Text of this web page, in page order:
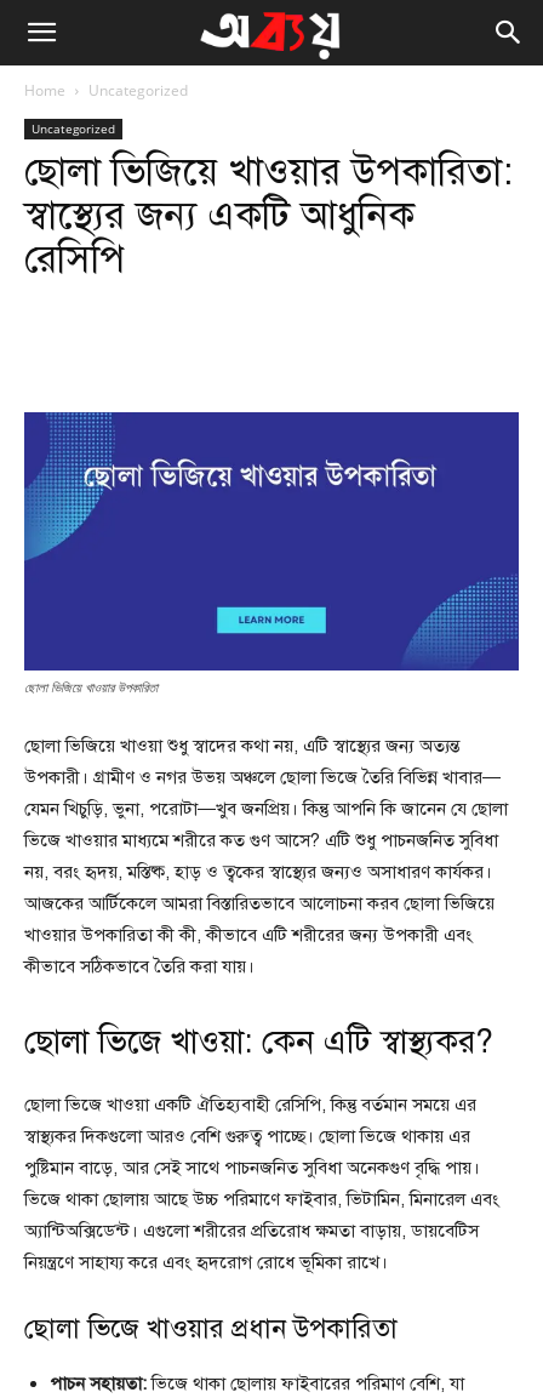
Home Uncategorized
Uncategorized
ছোলা ভিজিয়ে খাওয়ার উপকারিতা:
স্বাস্থ্যের জন্য একটি আধুনিক
রেসিপি
ছোলা ভিজিয়ে খাওয়ার উপকারিতা
ছোলা ভিজিয়ে খাওয়া শুধু স্বাদের কথা নয়, এটি স্বাস্থ্যের জন্য অত্যন্ত
উপকারী। গ্রামীণ ও নগর উভয় অঞ্চলে ছোলা ভিজে তৈরি বিভিন্ন খাবার—
যেমন খিচুড়ি, ভুনা, পরোটা—খুব জনপ্রিয়। কিন্তু আপনি কি জানেন যে ছোলা
ভিজে খাওয়ার মাধ্যমে শরীরে কত গুণ আসে? এটি শুধু পাচনজনিত সুবিধা
নয়, বরং হৃদয়, মস্তিষ্ক, হাড় ও ত্বকের স্বাস্থ্যের জন্যও অসাধারণ কার্যকর।
আজকের আর্টিকেলে আমরা বিস্তারিতভাবে আলোচনা করব ছোলা ভিজিয়ে
খাওয়ার উপকারিতা কী কী, কীভাবে এটি শরীরের জন্য উপকারী এবং
কীভাবে সঠিকভাবে তৈরি করা যায়।
ছোলা ভিজে খাওয়া: কেন এটি স্বাস্থ্যকর?
ছোলা ভিজে খাওয়া একটি ঐতিহ্যবাহী রেসিপি, কিন্তু বর্তমান সময়ে এর
স্বাস্থ্যকর দিকগুলো আরও বেশি গুরুত্ব পাচ্ছে। ছোলা ভিজে থাকায় এর
পুষ্টিমান বাড়ে, আর সেই সাথে পাচনজনিত সুবিধা অনেকগুণ বৃদ্ধি পায়।
ভিজে থাকা ছোলায় আছে উচ্চ পরিমাণে ফাইবার, ভিটামিন, মিনারেল এবং
অ্যান্টিঅক্সিডেন্ট। এগুলো শরীরের প্রতিরোধ ক্ষমতা বাড়ায়, ডায়বেটিস
নিয়ন্ত্রণে সাহায্য করে এবং হৃদরোগ রোধে ভূমিকা রাখে।
ছোলা ভিজে খাওয়ার প্রধান উপকারিতা
পাচন সহায়তা:ভিজে থাকা ছোলায় ফাইবারের পরিমাণ বেশি, যা